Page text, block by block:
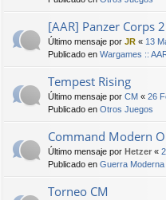
[AAR] Panzer Corps
Último mensaje por JR « 13
Publicado en Wargames ::
Tempest Rising
Último mensaje por CM « 26
Publicado en Otros Juegos
Command Modern
Último mensaje por Hetzer «
Publicado en Guerra Moderna
Torneo CM